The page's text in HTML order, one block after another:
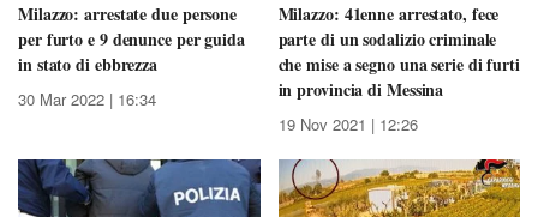
Milazzo: arrestate due persone
per furto e 9 denunce per guida
in stato di ebbrezza
30 Mar 2022 | 16:34
Milazzo: 41enne arrestato, fece
parte di un sodalizio criminale
che mise a segno una serie di furti
in provincia di Messina
19 Nov 2021 | 12:26